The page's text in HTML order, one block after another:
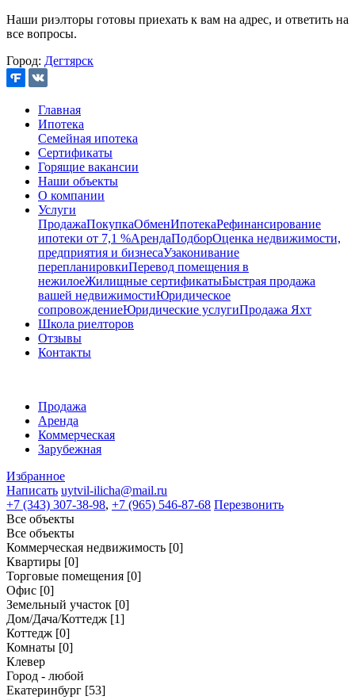
Наши риэлторы готовы приехать к вам на адрес, и ответить на
все вопросы.
Город: Дегтярск
Главная
Ипотека
Семейная ипотека
Сертификаты
Горящие вакансии
Наши объекты
О компании
Услуги
ПродажаПокупкаОбменИпотекаРефинансирование
ипотеки от 7,1 %АрендаПодборОценка недвижимости,
предприятия и бизнесаУзаконивание
перепланировкиПеревод помещения в
нежилоеЖилищные сертификатыБыстрая продажа
вашей недвижимостиЮридическое
сопровождениеЮридические услугиПродажа Яхт
Школа риелторов
Отзывы
Контакты
Продажа
Аренда
Коммерческая
Зарубежная
Избранное
Написать uytvil-ilicha@mail.ru
+7 (343) 307-38-98, +7 (965) 546-87-68 Перезвонить
Все объекты
Все объекты
Коммерческая недвижимость [0]
Квартиры [0]
Торговые помещения [0]
Офис [0]
Земельный участок [0]
Дом/Дача/Коттедж [1]
Коттедж [0]
Комнаты [0]
Клевер
Город - любой
Екатеринбург [53]